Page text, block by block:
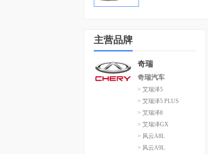
主营品牌
奇瑞
奇瑞汽车
> 艾瑞泽5
> 艾瑞泽5 PLUS
> 艾瑞泽8
> 艾瑞泽GX
> 风云A8L
> 风云A9L